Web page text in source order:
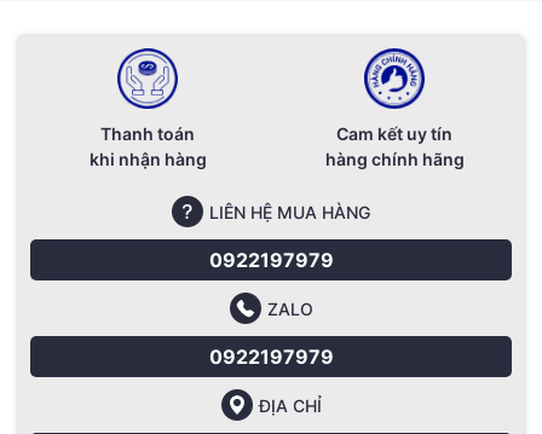
Thanh toán
khi nhận hàng
Cam kết uy tín
hàng chính hãng
LIÊN HỆ MUA HÀNG
0922197979
ZALO
0922197979
ĐỊA CHỈ